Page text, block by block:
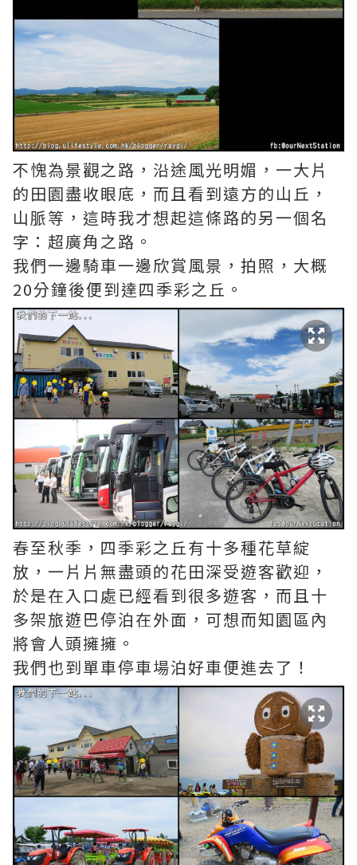
不愧為景觀之路，沿途風光明媚，一大片
的田園盡收眼底，而且看到遠方的山丘，
山脈等，這時我才想起這條路的另一個名
字：超廣角之路。
我們一邊騎車一邊欣賞風景，拍照，大概
20分鐘後便到達四季彩之丘。
春至秋季，四季彩之丘有十多種花草綻
放，一片片無盡頭的花田深受遊客歡迎，
於是在入口處已經看到很多遊客，而且十
多架旅遊巴停泊在外面，可想而知園區內
將會人頭擁擁。
我們也到單車停車場泊好車便進去了！